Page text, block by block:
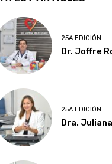
25A.EDICIÓN
Dr. Joffre
25A.EDICIÓN
Dra.